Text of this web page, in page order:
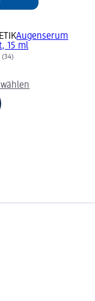
Augenserum
15 ml
(34)